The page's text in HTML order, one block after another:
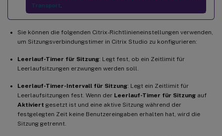
Transport
Sie können die folgenden Citrix-Richtlinieneinstellungen verwenden,
um Sitzungsverbindungstimer in Citrix Studio zu konfigurieren:
Leerlauf-Timer für Sitzung: Legt fest, ob ein Zeitlimit für
Leerlaufsitzungen erzwungen werden soll.
Leerlauf-Timer-Intervall für Sitzung: Legt ein Zeitlimit für
Leerlaufsitzungen fest. Wenn der Leerlauf-Timer für Sitzung auf
Aktiviert gesetzt ist und eine aktive Sitzung während der
festgelegten Zeit keine Benutzereingaben erhalten hat, wird die
Sitzung getrennt.